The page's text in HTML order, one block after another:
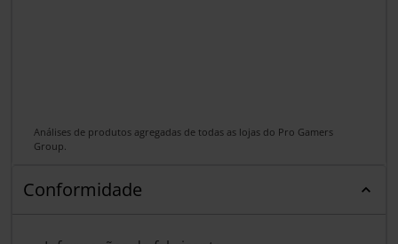
Análises de produtos agregadas de todas as lojas do Pro Gamers
Group.
Conformidade